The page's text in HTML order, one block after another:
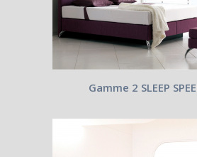
Gamme 2 SLEEP